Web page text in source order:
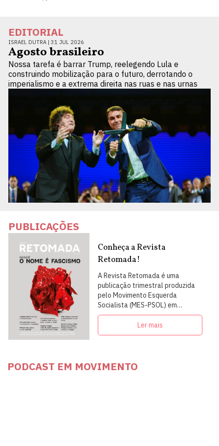
EDITORIAL
ISRAEL DUTRA | 31 JUL 2026
Agosto brasileiro
Nossa tarefa é barrar Trump, reelegendo Lula e
construindo mobilização para o futuro, derrotando o
imperialismo e a extrema direita nas ruas e nas urnas
PUBLICAÇÕES
Conheça a Revista
Retomada!
A Revista Retomada é uma
publicação trimestral produzida
pelo Movimento Esquerda
Socialista (MES-PSOL) em
articulação com intelectuais,
militantes e artistas
Ler mais
PODCAST EM MOVIMENTO